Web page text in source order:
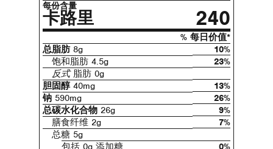
每份含量
卡路里 240
% 每日价值*
总脂肪8g
10%
饱和脂肪 4.5g
23%
反式脂肪 0g
胆固醇40mg
13%
钠 590mg
26%
总碳水化合物 26g
9%
膳食纤维 2g
7%
总糖 5g
包括 0g 添加糖
0%